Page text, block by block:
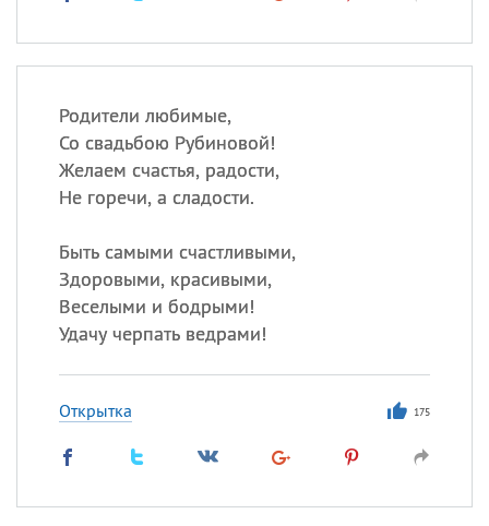
Родители любимые,
Со свадьбою Рубиновой!
Желаем счастья, радости,
Не горечи, а сладости.
Быть самыми счастливыми,
Здоровыми, красивыми,
Веселыми и бодрыми!
Удачу черпать ведрами!
Открытка 175